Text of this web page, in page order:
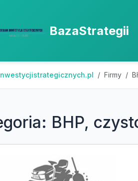
BazaStrategii
Firmy
BHP,